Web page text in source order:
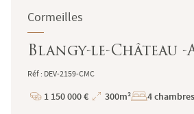
Cormeilles
Blangy-le-Château
Réf : DEV-2159-CMC
Prix
1 150 000 €
Superficie
300m² 4 chambres